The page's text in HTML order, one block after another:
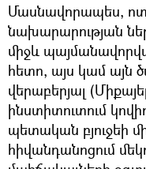
Մասնավորապես,
նախարարության
միջև
հետո, այս կամ այն
վերաբերյալ
ինստիտուտում
պետական բյուջեի
հիվանդանոցում